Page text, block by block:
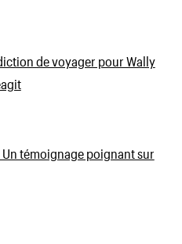
de voyager pour Wally
Un témoignage poignant sur